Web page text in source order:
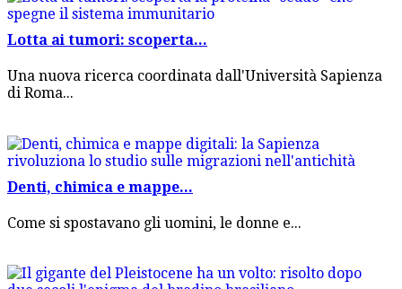
Lotta ai tumori: scoperta...
Una nuova ricerca coordinata dall'Università Sapienza
di Roma...
Denti, chimica e mappe...
Come si spostavano gli uomini, le donne e...